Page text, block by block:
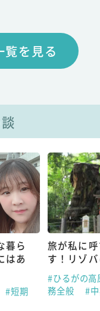
覧を見る
暮ら
はあ
#短期
旅が私に
す！リゾ
#ひるがの
務全般
#